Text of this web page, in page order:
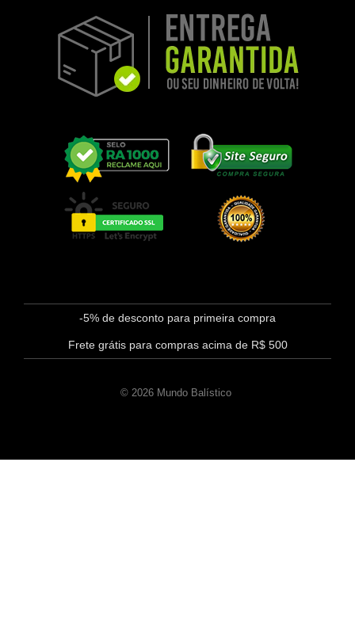
-5% de desconto para primeira compra
Frete grátis para compras acima de R$ 500
© 2026 Mundo Balístico